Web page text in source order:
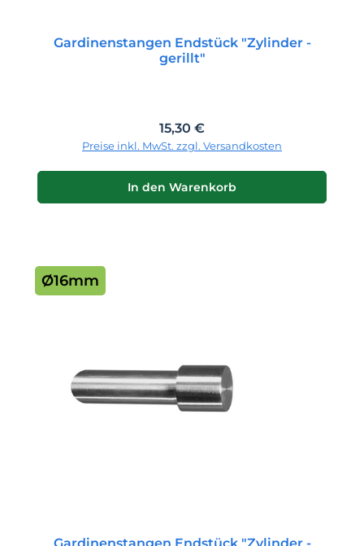
Gardinenstangen Endstück "Zylinder -
gerillt"
Regulärer Preis:
15,30 €
Preise inkl. MwSt. zzgl. Versandkosten
In den Warenkorb
Ø16mm